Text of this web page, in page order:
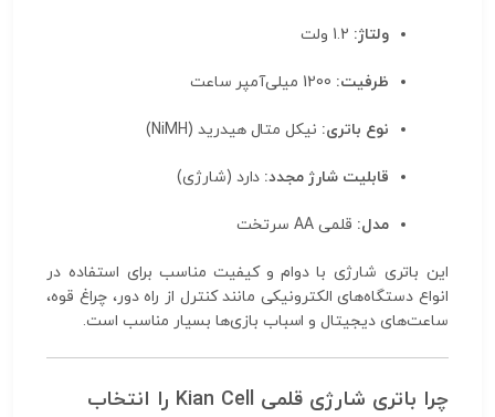
ولتاژ:
ظرفیت:
نوع باتری: نیکل متال هیدرید (NiMH)
قابلیت شارژ مجدد: دارد (شارژی)
مدل: قلمی AA سرتخت
این باتری شارژی با دوام و کیفیت مناسب برای استفاده در
انواع دستگاه‌های الکترونیکی مانند کنترل از راه دور، چراغ قوه،
ساعت‌های دیجیتال و اسباب بازی‌ها بسیار مناسب است.
چرا باتری شارژی قلمی Kian Cell را انتخاب